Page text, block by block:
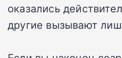
оказались
другие вызывают